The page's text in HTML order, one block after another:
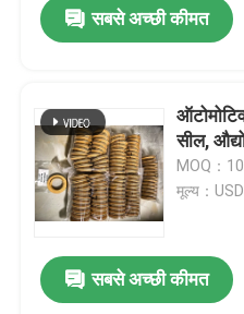
सबसे अच्छी कीमत
सील,
MOQ：
मूल्य：
सबसे अच्छी कीमत